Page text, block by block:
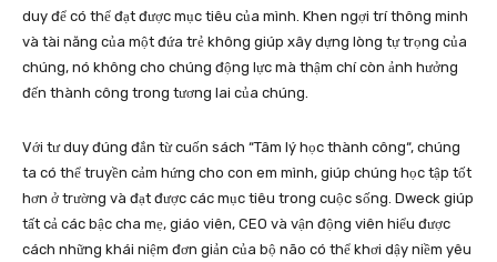
duy để có thể đạt được mục tiêu của mình. Khen ngợi trí thông minh
và tài năng của một đứa trẻ không giúp xây dựng lòng tự trọng của
chúng, nó không cho chúng động lực mà thậm chí còn ảnh hưởng
đến thành công trong tương lai của chúng.
Với tư duy đúng đắn từ cuốn sách “Tâm lý học thành công“, chúng
ta có thể truyền cảm hứng cho con em mình, giúp chúng học tập tốt
hơn ở trường và đạt được các mục tiêu trong cuộc sống. Dweck giúp
tất cả các bậc cha mẹ, giáo viên, CEO và vận động viên hiểu được
cách những khái niệm đơn giản của bộ não có thể khơi dậy niềm yêu